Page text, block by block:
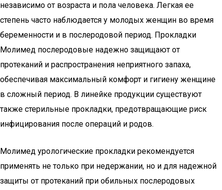
независимо от возраста и пола человека. Легкая ее
степень часто наблюдается у молодых женщин во время
беременности и в послеродовой период. Прокладки
Молимед послеродовые надежно защищают от
протеканий и распространения неприятного запаха,
обеспечивая максимальный комфорт и гигиену женщине
в сложный период. В линейке продукции существуют
также стерильные прокладки, предотвращающие риск
инфицирования после операций и родов.
Молимед урологические прокладки рекомендуется
применять не только при недержании, но и для надежной
защиты от протеканий при обильных послеродовых